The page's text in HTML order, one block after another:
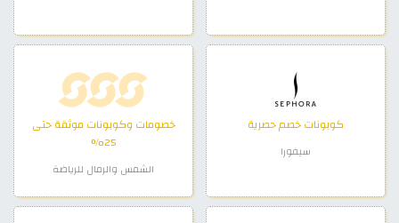
كوبونات خصم حصرية
سيفورا
خصومات وكوبونات موثقة حتى
25%
الشمس والرمال للرياضة